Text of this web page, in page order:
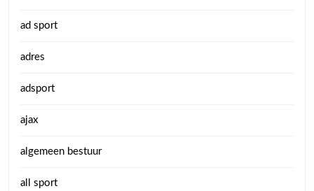
ad sport
adres
adsport
ajax
algemeen bestuur
all sport